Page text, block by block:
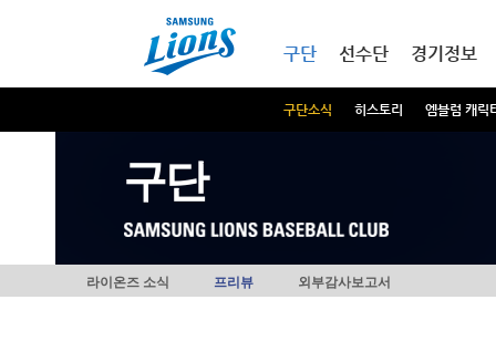
구단
구단소식 히스토리 엠블럼 캐릭
선수단 경기정보
구단
라이온즈 소식 프리뷰 외부감사보고서